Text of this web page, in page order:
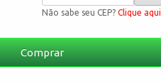
Não sabe seu CEP?Clique aqui
Comprar